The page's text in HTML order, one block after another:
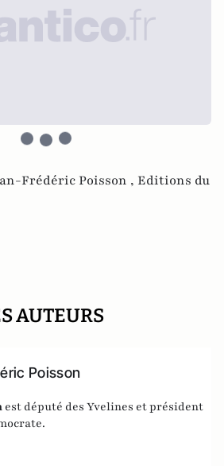
Frédéric Poisson , Editions du
AUTEURS
Poisson
est député des Yvelines et président